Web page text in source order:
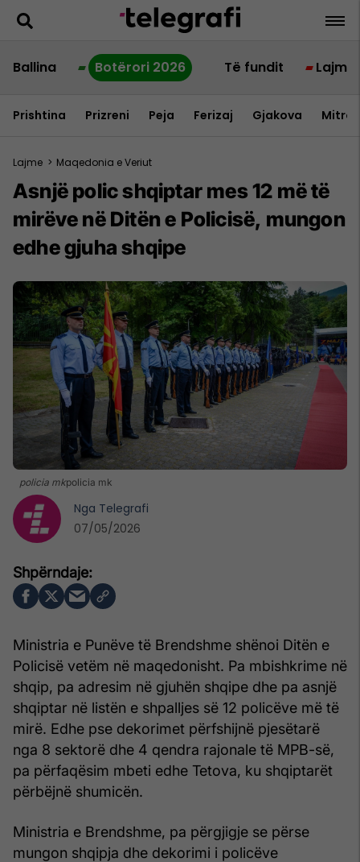
Ballina Botërori 2026 Të fundit Lajme
Prishtina Prizreni Peja Ferizaj Gjakova
Lajme > Maqedonia e Veriut
Asnjë polic shqiptar mes 12 më të
mirëve në Ditën e Policisë, mungon
edhe gjuha shqipe
policia mkpolicia mk
Ministria e Punëve të Brendshme shënoi Ditën e
Policisë vetëm në maqedonisht. Pa mbishkrime në
shqip, pa adresim në gjuhën shqipe dhe pa asnjë
shqiptar në listën e shpalljes së 12 policëve më të
mirë. Edhe pse dekorimet përfshijnë pjesëtarë
nga 8 sektorë dhe 4 qendra rajonale të MPB-së,
pa përfaqësim mbeti edhe Tetova, ku shqiptarët
përbëjnë shumicën.
Ministria e Brendshme, pa përgjigje se përse
mungon shqipja dhe dekorimi i policëve
Nga Telegrafi
07/05/2026